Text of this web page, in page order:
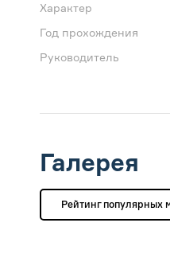
Характер
Год прохождения
Руководитель
Галерея
Рейтинг популярных